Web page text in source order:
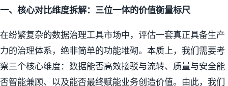
一、核心对比维度拆解：三位一体的价值衡量标尺
在纷繁复杂的数据治理工具市场中，评估一套真正具备生产
力的治理体系，绝非简单的功能堆砌。本质上，我们需要考
察三个核心维度：数据能否高效接驳与流转、质量与安全能
否智能兼顾、以及能否最终赋能业务创造价值。由此，我们